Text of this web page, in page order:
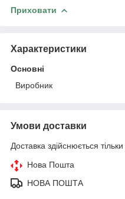
Приховати
Характеристики
Основні
Виробник
Умови доставки
Доставка здійснюється
Нова Пошта
НОВА ПОШТА